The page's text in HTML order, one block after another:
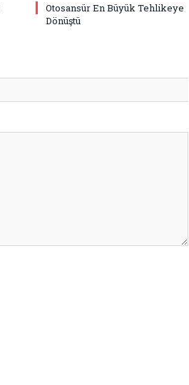
Otosansür En Büyük Tehlikeye
Dönüştü